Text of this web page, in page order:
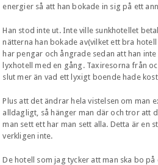
energier så att han bokade in sig på ett
Han stod inte ut. Inte ville sunkhotellet
nätterna han bokade av(vilket ett bra
har pengar och ångrade sedan att han
lyxhotell med en gång. Taxiresorna från
slut mer än vad ett lyxigt boende hade
Plus att det ändrar hela vistelsen om man
alldagligt, så hänger man där och tror att
man sett ett har man sett alla. Detta är en
verkligen inte.
De hotell som jag tycker att man ska bo